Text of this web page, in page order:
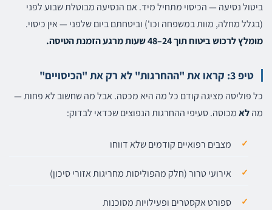
ביטול נסיעה — הכיסוי מתחיל מיד. אם הנסיעה מבוטלת שבוע לפני
(בגלל מחלה, מוות במשפחה וכו') וביטחתם ביום שלפני — אין כיסוי.
מומלץ לרכוש ביטוח תוך 24–48 שעות מרגע הזמנת הטיסה.
טיפ 3: קראו את "ההחרגות" לא רק את "הכיסויים"
כל פוליסה מציגה קודם כל מה היא מכסה. אבל מה שחשוב לא פחות —
מהלאמכוסה. סעיפי ההחרגות הנפוצים שכדאי לבדוק:
מצבים רפואיים קודמים שלא דווחו
אירועי טרור (חלק מהפוליסות מחריגות אזורי סיכון)
ספורט אקסטרים ופעילויות מסוכנות